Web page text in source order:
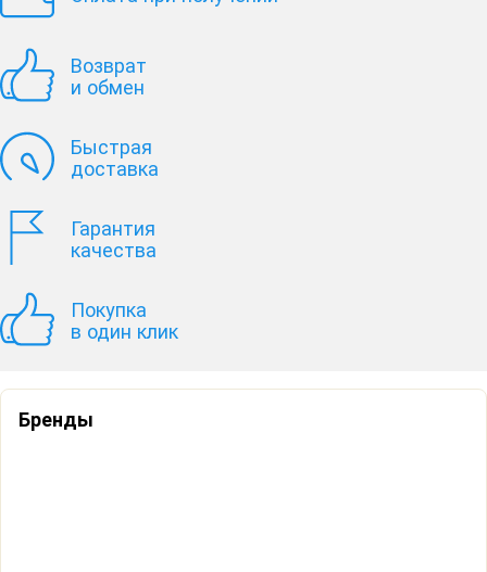
Возврат
и обмен
Быстрая
доставка
Гарантия
качества
Покупка
в один клик
Бренды